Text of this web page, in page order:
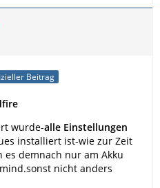
Beitrag
wurde-alle Einstellungen
installiert ist-wie zur Zeit
demnach nur am Akku
nicht anders